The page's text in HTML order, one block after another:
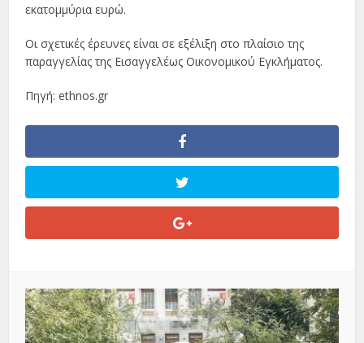
εκατομμύρια ευρώ.
Οι σχετικές έρευνες είναι σε εξέλιξη στο πλαίσιο της
παραγγελίας της Εισαγγελέως Οικονομικού Εγκλήματος.
Πηγή: ethnos.gr